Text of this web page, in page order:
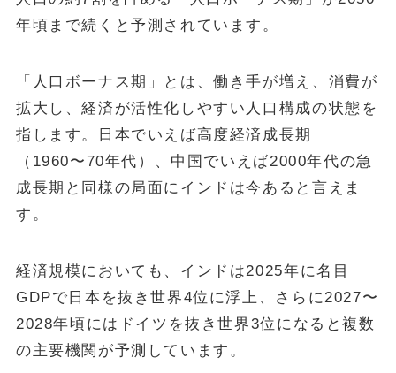
年頃まで続くと予測されています。
「人口ボーナス期」とは、働き手が増え、消費が
拡大し、経済が活性化しやすい人口構成の状態を
指します。日本でいえば高度経済成長期
（1960〜70年代）、中国でいえば2000年代の急
成長期と同様の局面にインドは今あると言えま
す。
経済規模においても、インドは2025年に名目
GDPで日本を抜き世界4位に浮上、さらに2027〜
2028年頃にはドイツを抜き世界3位になると複数
の主要機関が予測しています。